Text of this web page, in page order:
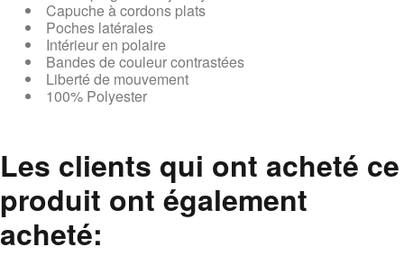
Capuche à cordons plats
Poches latérales
Intérieur en polaire
Bandes de couleur contrastées
Liberté de mouvement
100% Polyester
Les clients qui ont acheté ce
produit ont également
acheté: